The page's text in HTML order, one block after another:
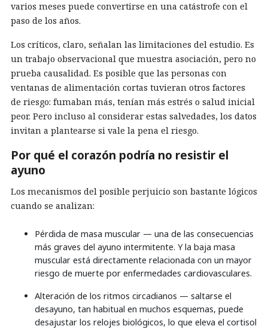
varios meses puede convertirse en una catástrofe con el
paso de los años.
Los críticos, claro, señalan las limitaciones del estudio. Es
un trabajo observacional que muestra asociación, pero no
prueba causalidad. Es posible que las personas con
ventanas de alimentación cortas tuvieran otros factores
de riesgo: fumaban más, tenían más estrés o salud inicial
peor. Pero incluso al considerar estas salvedades, los datos
invitan a plantearse si vale la pena el riesgo.
Por qué el corazón podría no resistir el
ayuno
Los mecanismos del posible perjuicio son bastante lógicos
cuando se analizan:
Pérdida de masa muscular — una de las consecuencias
más graves del ayuno intermitente. Y la baja masa
muscular está directamente relacionada con un mayor
riesgo de muerte por enfermedades cardiovasculares.
Alteración de los ritmos circadianos — saltarse el
desayuno, tan habitual en muchos esquemas, puede
desajustar los relojes biológicos, lo que eleva el cortisol